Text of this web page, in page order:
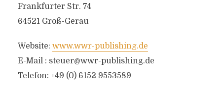
Frankfurter Str. 74
64521 Groß-Gerau
Website: www.wwr-publishing.de
E-Mail : steuer@wwr-publishing.de
Telefon: +49 (0) 6152 9553589